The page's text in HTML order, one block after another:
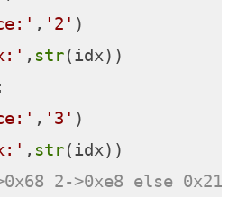
, '2' )
, str
, '3' )
, str
2->0xe8 else 0x21